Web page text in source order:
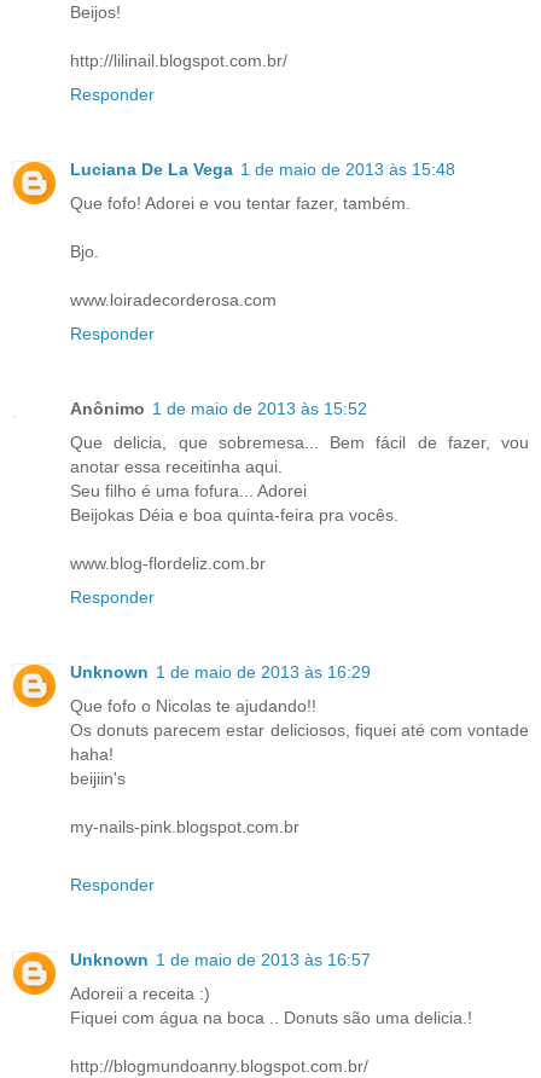
Beijos!
http://lilinail.blogspot.com.br/
Responder
Luciana De La Vega 1 de maio de 2013 às 15:48
Que fofo! Adorei e vou tentar fazer, também.
Bjo.
www.loiradecorderosa.com
Responder
Anônimo 1 de maio de 2013 às 15:52
Que delicia, que sobremesa... Bem fácil de fazer, vou
anotar essa receitinha aqui.
Seu filho é uma fofura... Adorei
Beijokas Déia e boa quinta-feira pra vocês.
www.blog-flordeliz.com.br
Responder
Unknown 1 de maio de 2013 às 16:29
Que fofo o Nicolas te ajudando!!
Os donuts parecem estar deliciosos, fiquei até com vontade
haha!
beijiin's
my-nails-pink.blogspot.com.br
Responder
Unknown 1 de maio de 2013 às 16:57
Adoreii a receita :)
Fiquei com água na boca .. Donuts são uma delicia.!
http://blogmundoanny.blogspot.com.br/